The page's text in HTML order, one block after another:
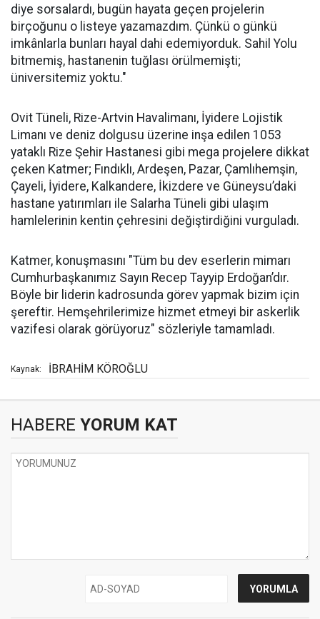
diye sorsalardı, bugün hayata geçen projelerin
birçoğunu o listeye yazamazdım. Çünkü o günkü
imkânlarla bunları hayal dahi edemiyorduk. Sahil Yolu
bitmemiş, hastanenin tuğlası örülmemişti;
üniversitemiz yoktu."
Ovit Tüneli, Rize-Artvin Havalimanı, İyidere Lojistik
Limanı ve deniz dolgusu üzerine inşa edilen 1053
yataklı Rize Şehir Hastanesi gibi mega projelere dikkat
çeken Katmer; Fındıklı, Ardeşen, Pazar, Çamlıhemşin,
Çayeli, İyidere, Kalkandere, İkizdere ve Güneysu’daki
hastane yatırımları ile Salarha Tüneli gibi ulaşım
hamlelerinin kentin çehresini değiştirdiğini vurguladı.
Katmer, konuşmasını "Tüm bu dev eserlerin mimarı
Cumhurbaşkanımız Sayın Recep Tayyip Erdoğan’dır.
Böyle bir liderin kadrosunda görev yapmak bizim için
şereftir. Hemşehrilerimize hizmet etmeyi bir askerlik
vazifesi olarak görüyoruz" sözleriyle tamamladı.
Kaynak: İBRAHİM KÖROĞLU
HABERE YORUM KAT